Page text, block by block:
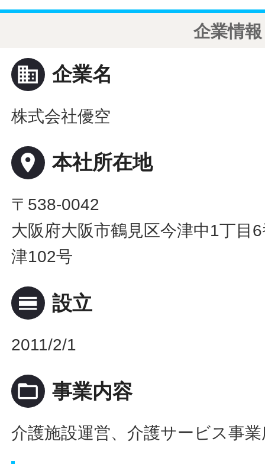
企業情報
business 企業名
株式会社優空
place 本社所在地
〒538-0042
大阪府大阪市鶴見区今津中1丁目
津102号
calendar_view_day 設立
2011/2/1
folder_open 事業内容
介護施設運営、介護サービス事